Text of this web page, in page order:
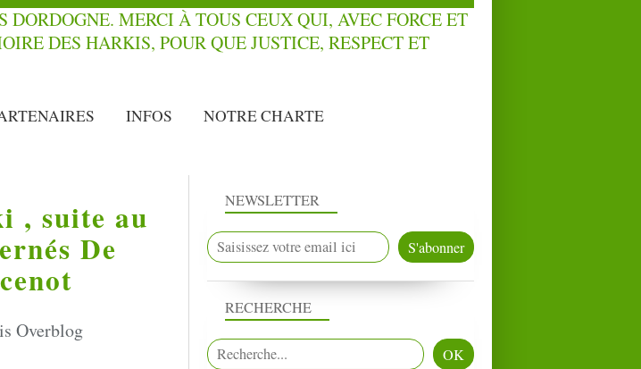
INFOS NOTRE CHARTE
, suite au
De
Overblog
NEWSLETTER
RECHERCHE